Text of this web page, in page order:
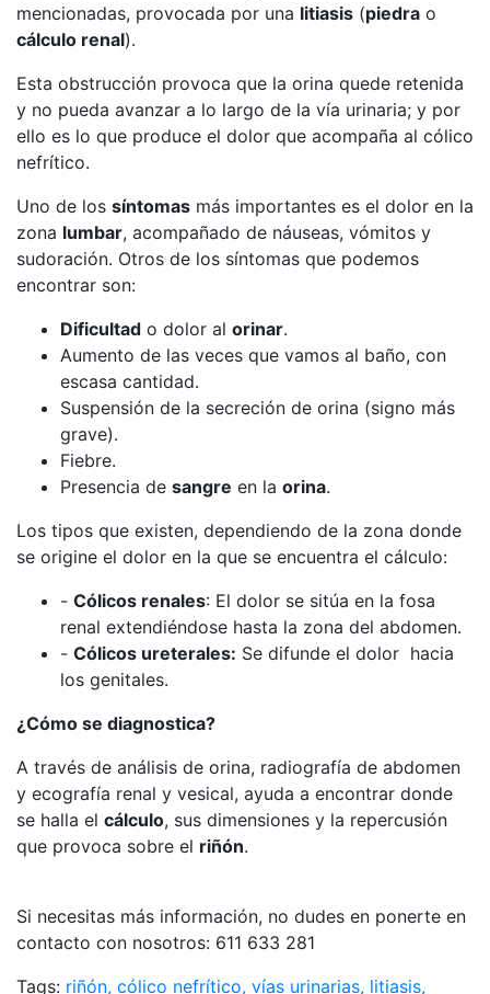
mencionadas, provocada por una litiasis (piedra o
cálculo renal).
Esta obstrucción provoca que la orina quede retenida
y no pueda avanzar a lo largo de la vía urinaria; y por
ello es lo que produce el dolor que acompaña al cólico
nefrítico.
Uno de los síntomas más importantes es el dolor en la
zona lumbar, acompañado de náuseas, vómitos y
sudoración. Otros de los síntomas que podemos
encontrar son:
Dificultad o dolor al orinar.
Aumento de las veces que vamos al baño, con
escasa cantidad.
Suspensión de la secreción de orina (signo más
grave).
Fiebre.
Presencia de sangre en la orina.
Los tipos que existen, dependiendo de la zona donde
se origine el dolor en la que se encuentra el cálculo:
- Cólicos renales: El dolor se sitúa en la fosa
renal extendiéndose hasta la zona del abdomen.
- Cólicos ureterales: Se difunde el dolor hacia
los genitales.
¿Cómo se diagnostica?
A través de análisis de orina, radiografía de abdomen
y ecografía renal y vesical, ayuda a encontrar donde
se halla el cálculo, sus dimensiones y la repercusión
que provoca sobre el riñón.
Si necesitas más información, no dudes en ponerte en
contacto con nosotros: 611 633 281
Tags: riñón, cólico nefrítico, vías urinarias, litiasis,